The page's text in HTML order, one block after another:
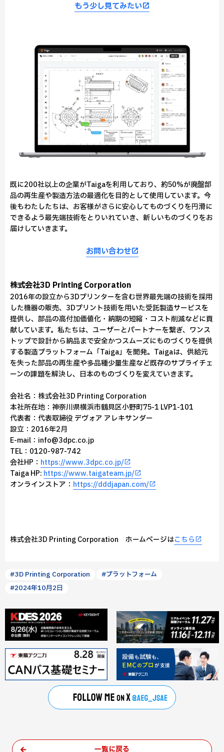
もう少し見てみたい
既に200社以上の企業がTaigaを利用しており、約50%が廃盤部
品の再生産や製造方法の最適化を目的として使用しています。今
後もわたしたちは、お客様がさらに安心してものづくりを円滑に
できるよう最先端技術をとりいれていき、新しいものづくりをお
届けしていきます。
お問い合わせ
株式会社3D Printing Corporation
2016年の設立から3Dプリンターを含む世界最先端の技術を採用
した機器の販売、3Dプリント技術を用いた受託製造サービスを
提供し、部品の高付加価値化・納期の短縮・コスト削減などに貢
献しています。私たちは、ユーザーとパートナーを繋ぎ、ワンス
トップで設計から納品まで安全かつスムーズにものづくりを提供
する製造プラットフォーム「Taiga」を開発。Taigaは、供給元
を失った部品の再生産や多品種少量生産など既存のサプライチェ
ーンの課題を解決し、日本のものづくりを変えていきます。
会社名：株式会社3D Printing Corporation
本社所在地：神奈川県横浜市鶴見区小野町75-1 LVP1-101
代表者：代表取締役 デヴォア アレキサンダー
設立：2016年2月
E-mail：info@3dpc.co.jp
TEL：0120-987-742
会社HP： https://www.3dpc.co.jp/
Taiga HP: https://www.taigateam.jp/
オンラインストア： https://dddjapan.com/
株式会社3D Printing Corporation ホームページはこちら
#3D Printing Corporation
#プラットフォーム
#2024年10月2日
一覧に戻る